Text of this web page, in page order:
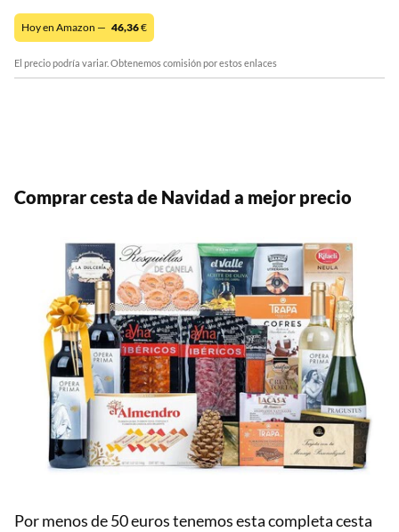
Hoy en Amazon — 46,36€
El precio podría variar. Obtenemos comisión por estos enlaces
Comprar cesta de Navidad a mejor precio
Por menos de 50 euros tenemos esta completa cesta